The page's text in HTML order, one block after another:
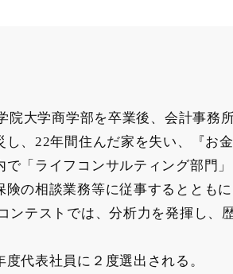
大学商学部を卒業後、会計事務所
、22年間住んだ家を失い、『お
「ライフコンサルティング部門」
の相談業務等に従事するとともに
ンテストでは、分析力を発揮し、
代表社員に２度選出される。